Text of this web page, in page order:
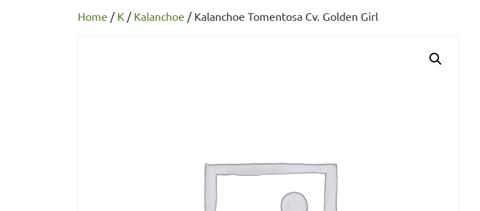
Home / K / Kalanchoe / Kalanchoe Tomentosa Cv. Golden Girl